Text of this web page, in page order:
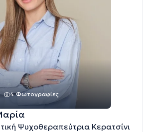
4 Φωτογραφίες
Ψυχοθεραπεύτρια Κερατσίνι